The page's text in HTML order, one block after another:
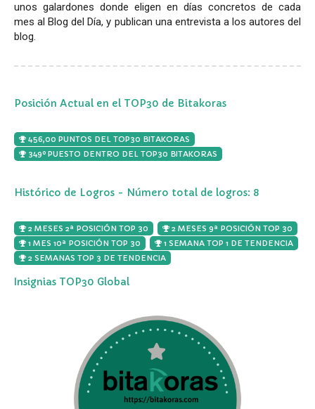
unos galardones donde eligen en días concretos de cada
mes al Blog del Día, y publican una entrevista a los autores del
blog.
Posición Actual en el TOP30 de Bitakoras
456,00 PUNTOS DEL TOP30 BITAKORAS
349º PUESTO DENTRO DEL TOP30 BITAKORAS
Histórico de Logros - Número total de logros: 8
2 MESES 2ª POSICIÓN TOP 30
2 MESES 9ª POSICIÓN TOP 30
1 MES 10ª POSICIÓN TOP 30
1 SEMANA TOP 1 DE TENDENCIA
2 SEMANAS TOP 3 DE TENDENCIA
Insignias TOP30 Global